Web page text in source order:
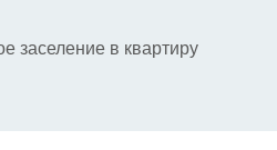
заселение в квартиру